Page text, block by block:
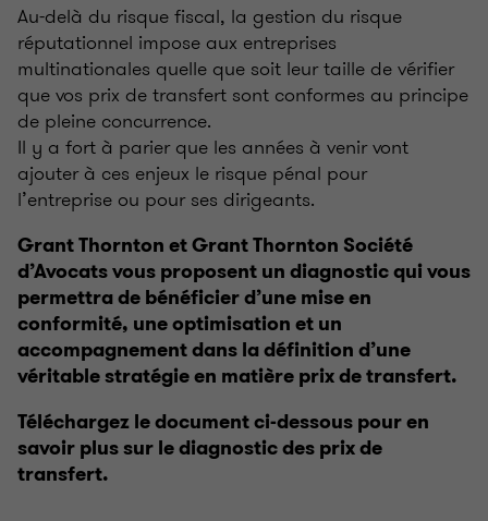
Au-delà du risque fiscal, la gestion du risque
réputationnel impose aux entreprises
multinationales quelle que soit leur taille de vérifier
que vos prix de transfert sont conformes au principe
de pleine concurrence.
Il y a fort à parier que les années à venir vont
ajouter à ces enjeux le risque pénal pour
l’entreprise ou pour ses dirigeants.
Grant Thornton et Grant Thornton Société
d’Avocats vous proposent un diagnostic qui vous
permettra de bénéficier d’une mise en
conformité, une optimisation et un
accompagnement dans la définition d’une
véritable stratégie en matière prix de transfert.
Téléchargez le document ci-dessous pour en
savoir plus sur le diagnostic des prix de
transfert.